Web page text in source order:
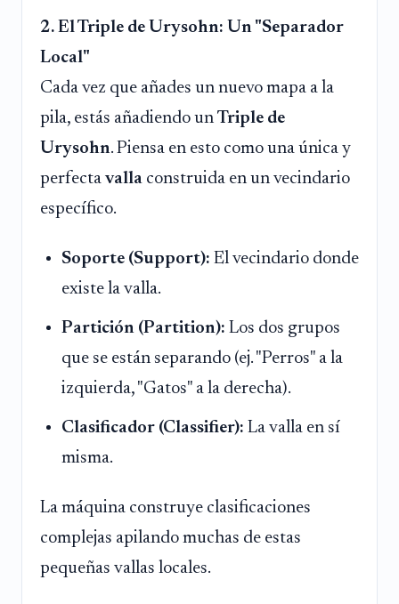
2. El Triple de Urysohn: Un "Separador
Local"
Cada vez que añades un nuevo mapa a la
pila, estás añadiendo un Triple de
Urysohn. Piensa en esto como una única y
perfecta valla construida en un vecindario
específico.
Soporte (Support): El vecindario donde
existe la valla.
Partición (Partition): Los dos grupos
que se están separando (ej. "Perros" a la
izquierda, "Gatos" a la derecha).
Clasificador (Classifier): La valla en sí
misma.
La máquina construye clasificaciones
complejas apilando muchas de estas
pequeñas vallas locales.